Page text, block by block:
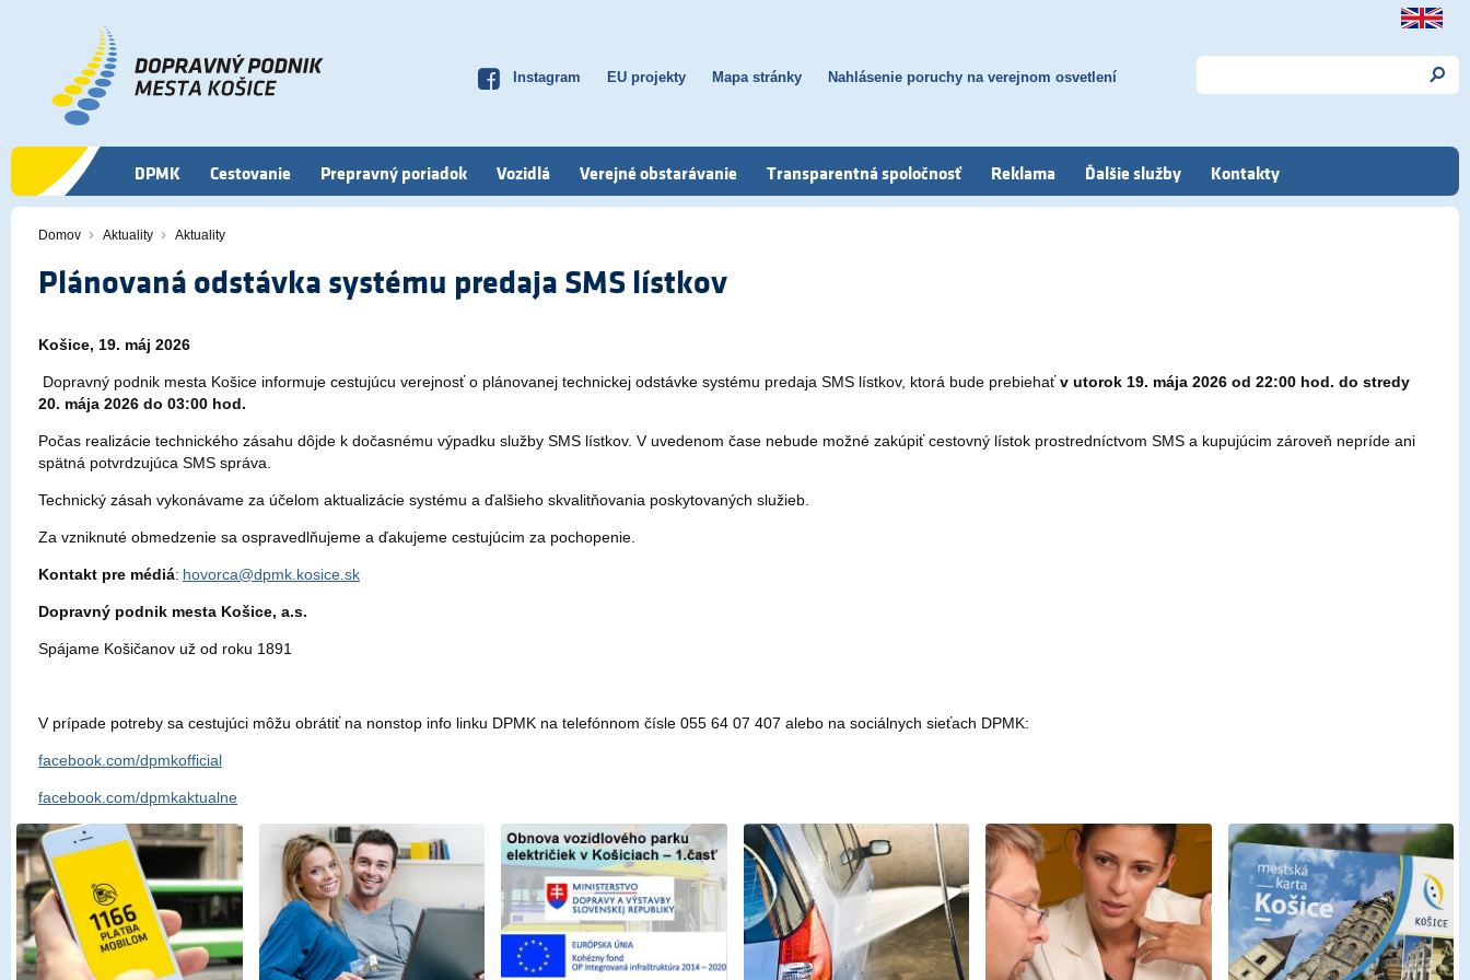
Top
Instagram EU projekty Mapa stránky Nahlásenie poruchy na verejnom osvetlení
DPMK Cestovanie Prepravný poriadok Vozidlá Verejné obstarávanie Transparentná spoločnosť Reklama Ďalšie služby Kontakty
Domov Aktuality Aktuality
Plánovaná odstávka systému predaja SMS lístkov
Obsah
Košice, 19. máj 2026
Dopravný podnik mesta Košice informuje cestujúcu verejnosť o plánovanej technickej odstávke systému predaja SMS lístkov, ktorá bude prebiehaťv utorok 19. mája 2026 od 22:00 hod. do stredy
20. mája 2026 do 03:00 hod.
Počas realizácie technického zásahu dôjde k dočasnému výpadku služby SMS lístkov. V uvedenom čase nebude možné zakúpiť cestovný lístok prostredníctvom SMS a kupujúcim zároveň nepríde ani
spätná potvrdzujúca SMS správa.
Technický zásah vykonávame za účelom aktualizácie systému a ďalšieho skvalitňovania poskytovaných služieb.
Za vzniknuté obmedzenie sa ospravedlňujeme a ďakujeme cestujúcim za pochopenie.
Kontakt pre médiá: hovorca@dpmk.kosice.sk
Dopravný podnik mesta Košice, a.s.
Spájame Košičanov už od roku 1891
V prípade potreby sa cestujúci môžu obrátiť na nonstop info linku DPMK na telefónnom čísle 055 64 07 407 alebo na sociálnych sieťach DPMK:
facebook.com/dpmkofficial
facebook.com/dpmkaktualne